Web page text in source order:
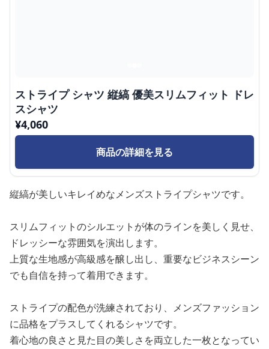
ストライプ シャツ 縦縞 優美スリムフィット ドレ
スシャツ
¥4,060
商品の詳細を見る
縦縞が美しいキレイめなメンズストライプシャツです。
スリムフィットのシルエットが体のラインを美しく見せ、
ドレッシーな雰囲気を演出します。
上質な生地感が高級感を醸し出し、重要なビジネスシーン
でも自信を持って着用できます。
ストライプの配色が洗練されており、メンズファッション
に品格をプラスしてくれるシャツです。
着心地の良さと見た目の美しさを両立した一枚となってい